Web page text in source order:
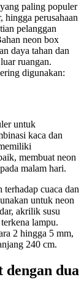
paling populer
perusahaan
pelanggan
neon box
daya tahan dan
ruangan.
digunakan:
untuk
kaca dan
membuat neon
malam hari.
cuaca dan
untuk neon
akrilik susu
lampu.
2 hingga 5 mm,
240 cm.
dua